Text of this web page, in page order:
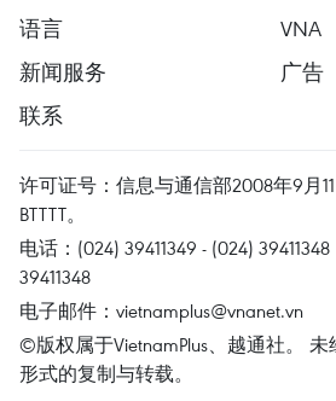
语言
VNA
新闻服务
广告
联系
许可证号：信息与通信部2008年9月
BTTTT。
电话：(024) 39411349 - (024)
39411348
电子邮件： vietnamplus@vnanet.vn
©版权属于VietnamPlus、越通社。
形式的复制与转载。